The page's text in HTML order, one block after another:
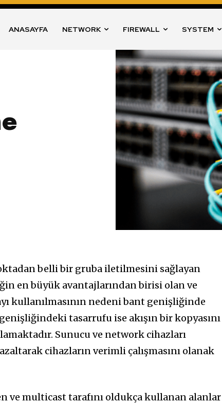
ANASAYFA NETWORK FIREWALL SYSTEM
belli bir gruba iletilmesini sağlayan
en büyük avantajlarından birisi olan ve
kullanılmasının nedeni bant genişliğinde
tasarrufu ise akışın bir kopyasını
Sunucu ve network cihazları
cihazların verimli çalışmasını olanak
ve multicast tarafını oldukça kullanan alanlar